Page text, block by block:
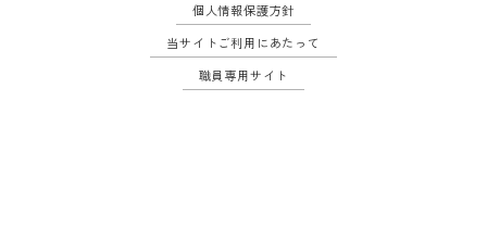
個人情報保護方針
当サイトご利用にあたって
職員専用サイト